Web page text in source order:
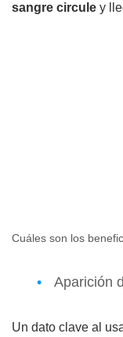
sangre circule y
Cuáles son los
Aparición
Un dato clave al